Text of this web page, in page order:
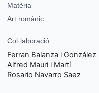
Matèria
Art romànic
Col·laboració:
Ferran Balanza i González
Alfred Mauri i Martí
Rosario Navarro Saez